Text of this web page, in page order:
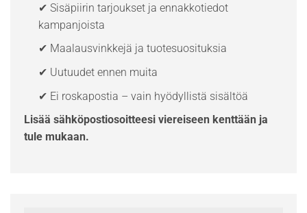
✔ Sisäpiirin tarjoukset ja ennakkotiedot
kampanjoista
✔ Maalausvinkkejä ja tuotesuosituksia
✔ Uutuudet ennen muita
✔ Ei roskapostia – vain hyödyllistä sisältöä
Lisää sähköpostiosoitteesi viereiseen kenttään ja
tule mukaan.